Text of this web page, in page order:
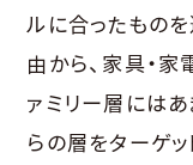
ルに合ったもの
由から、家具・
ァミリー層には
らの層をターゲ